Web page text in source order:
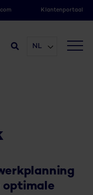
Klantenportaal
NL
optimale